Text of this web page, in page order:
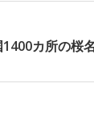
カ所の桜